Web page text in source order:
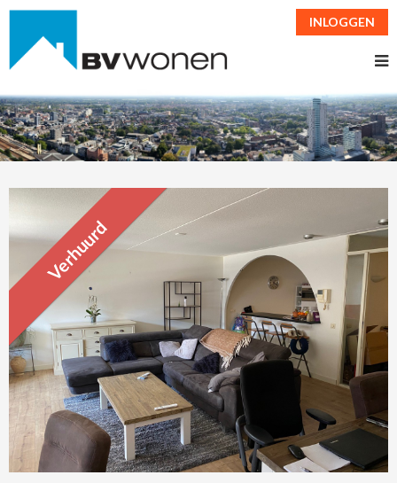
INLOGGEN
Verhuurd